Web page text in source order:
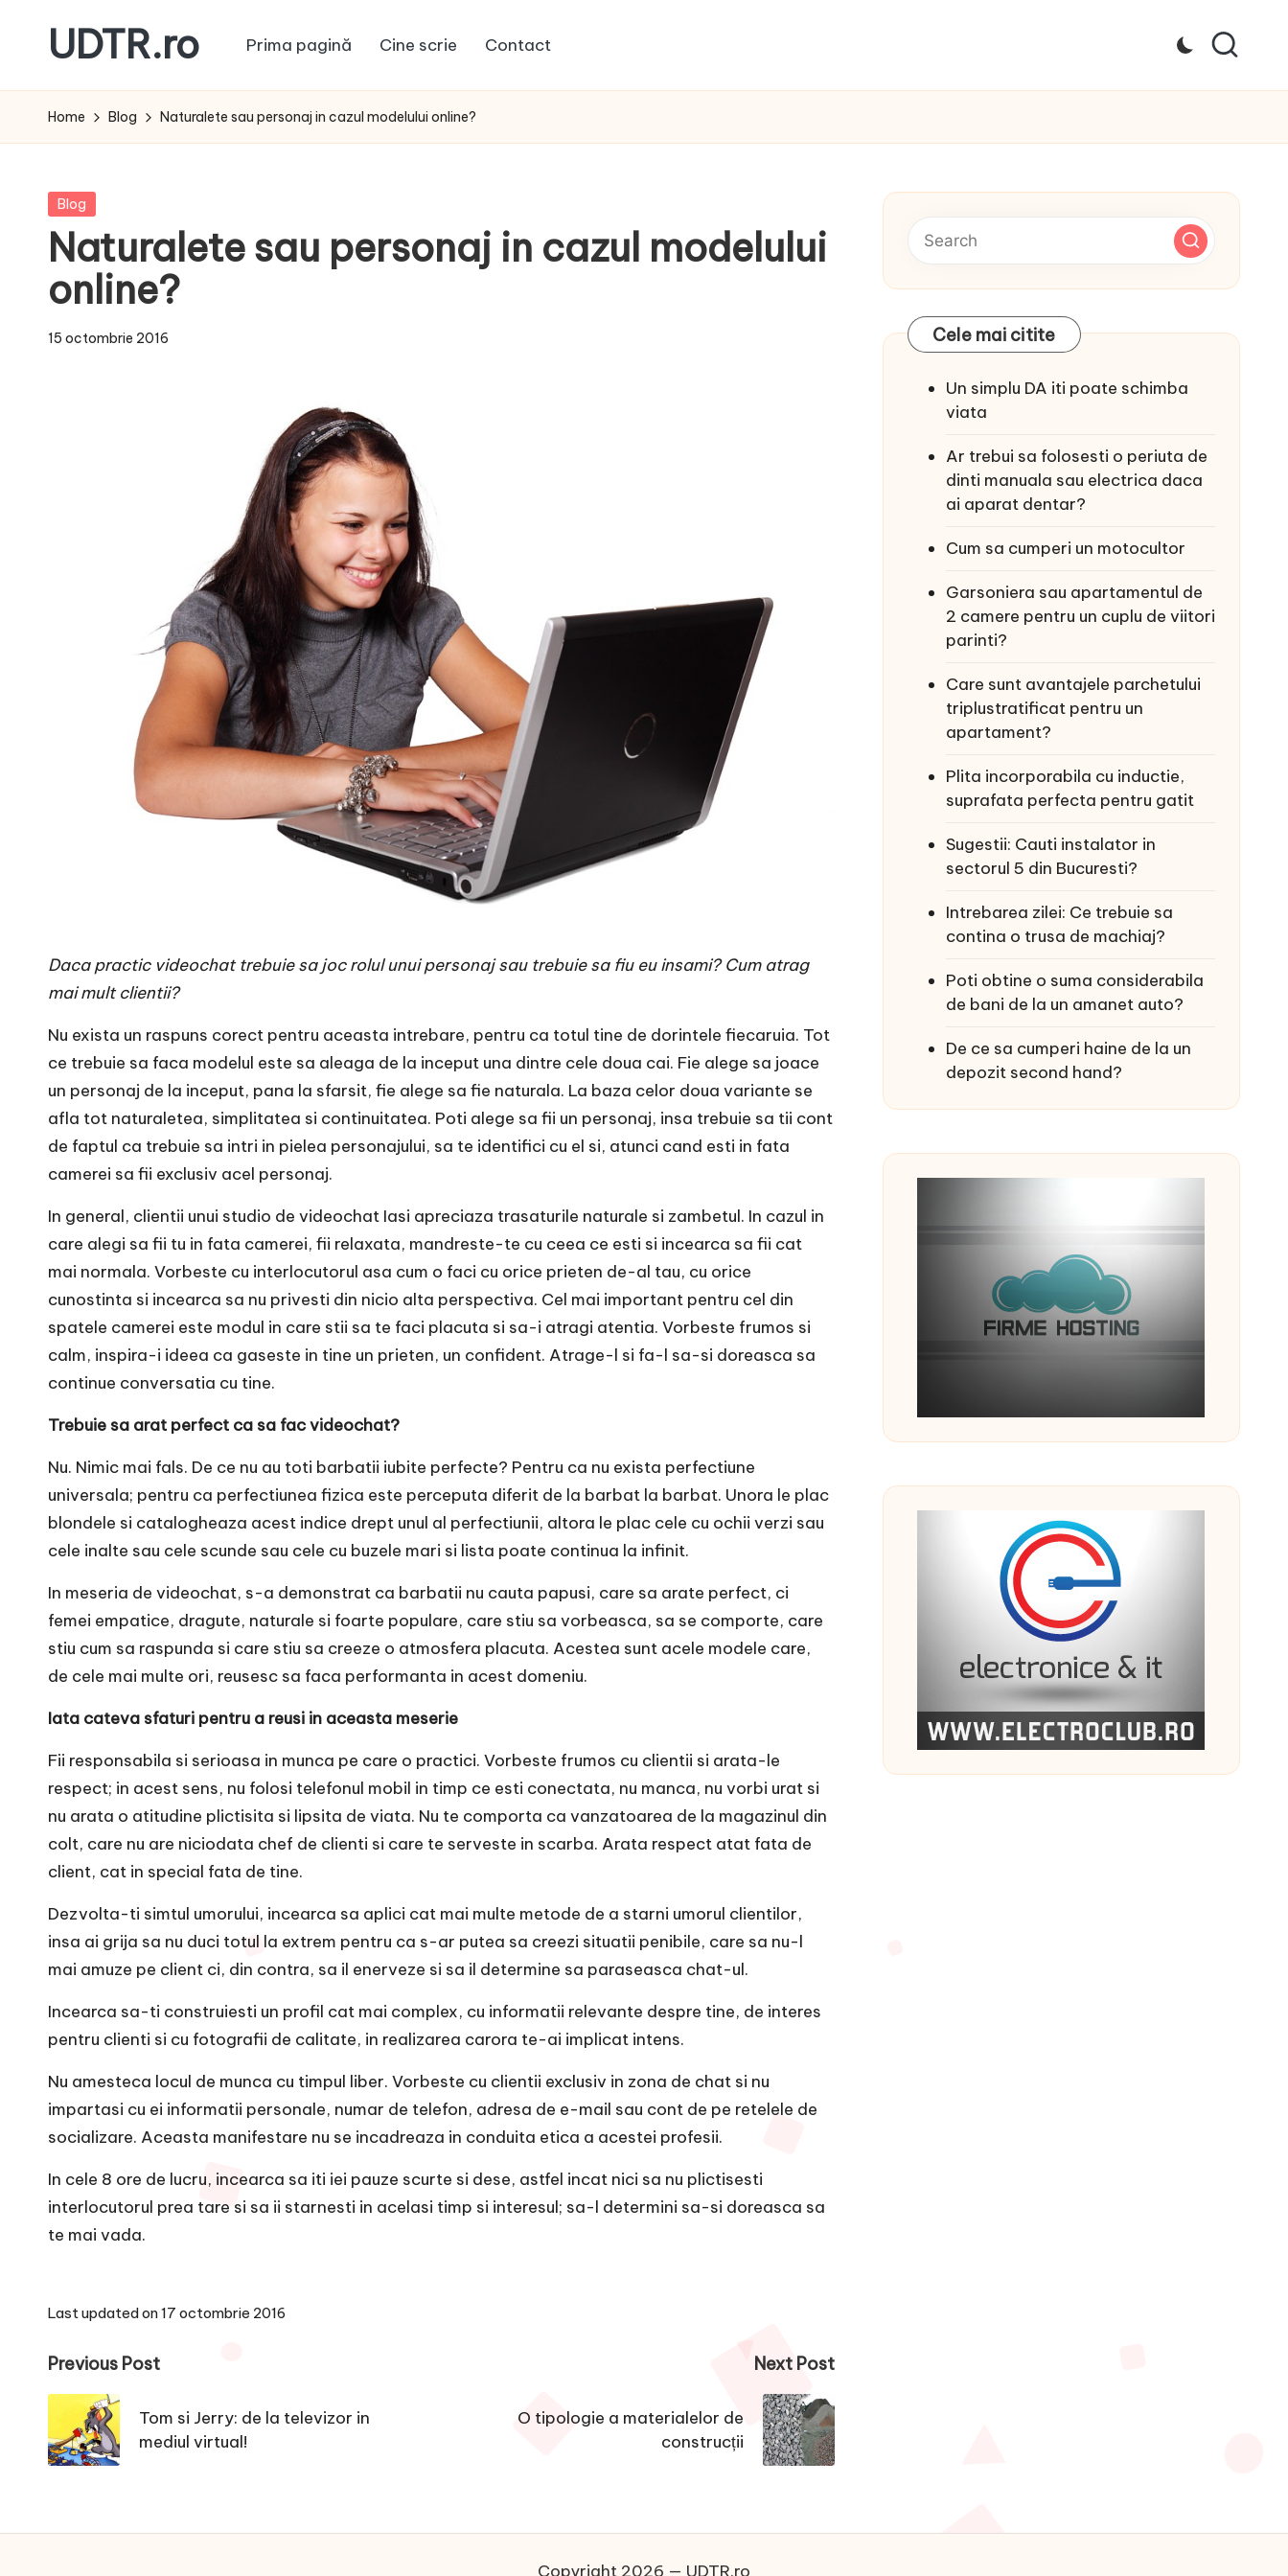
content
UDTR.ro
dorul
te
Prima pagină Cine scrie Contact
Home Blog Naturalete sau personaj in cazul modelului online?
Posted
Blog
Naturalete sau personaj in cazul modelului
online?
15 octombrie 2016
Daca practic videochat trebuie sa joc rolul unui personaj sau trebuie sa fiu eu insami? Cum atrag
mai mult clientii?
Nu exista un raspuns corect pentru aceasta intrebare, pentru ca totul tine de dorintele fiecaruia. Tot
ce trebuie sa faca modelul este sa aleaga de la inceput una dintre cele doua cai. Fie alege sa joace
un personaj de la inceput, pana la sfarsit, fie alege sa fie naturala. La baza celor doua variante se
afla tot naturaletea, simplitatea si continuitatea. Poti alege sa fii un personaj, insa trebuie sa tii cont
de faptul ca trebuie sa intri in pielea personajului, sa te identifici cu el si, atunci cand esti in fata
camerei sa fii exclusiv acel personaj.
In general, clientii unui studio de videochat Iasi apreciaza trasaturile naturale si zambetul. In cazul in
care alegi sa fii tu in fata camerei, fii relaxata, mandreste-te cu ceea ce esti si incearca sa fii cat
mai normala. Vorbeste cu interlocutorul asa cum o faci cu orice prieten de-al tau, cu orice
cunostinta si incearca sa nu privesti din nicio alta perspectiva. Cel mai important pentru cel din
spatele camerei este modul in care stii sa te faci placuta si sa-i atragi atentia. Vorbeste frumos si
calm, inspira-i ideea ca gaseste in tine un prieten, un confident. Atrage-l si fa-l sa-si doreasca sa
continue conversatia cu tine.
Trebuie sa arat perfect ca sa fac videochat?
Nu. Nimic mai fals. De ce nu au toti barbatii iubite perfecte? Pentru ca nu exista perfectiune
universala; pentru ca perfectiunea fizica este perceputa diferit de la barbat la barbat. Unora le plac
blondele si catalogheaza acest indice drept unul al perfectiunii, altora le plac cele cu ochii verzi sau
cele inalte sau cele scunde sau cele cu buzele mari si lista poate continua la infinit.
In meseria de videochat, s-a demonstrat ca barbatii nu cauta papusi, care sa arate perfect, ci
femei empatice, dragute, naturale si foarte populare, care stiu sa vorbeasca, sa se comporte, care
stiu cum sa raspunda si care stiu sa creeze o atmosfera placuta. Acestea sunt acele modele care,
de cele mai multe ori, reusesc sa faca performanta in acest domeniu.
Iata cateva sfaturi pentru a reusi in aceasta meserie
Fii responsabila si serioasa in munca pe care o practici. Vorbeste frumos cu clientii si arata-le
respect; in acest sens, nu folosi telefonul mobil in timp ce esti conectata, nu manca, nu vorbi urat si
nu arata o atitudine plictisita si lipsita de viata. Nu te comporta ca vanzatoarea de la magazinul din
colt, care nu are niciodata chef de clienti si care te serveste in scarba. Arata respect atat fata de
client, cat in special fata de tine.
Dezvolta-ti simtul umorului, incearca sa aplici cat mai multe metode de a starni umorul clientilor,
insa ai grija sa nu duci totul la extrem pentru ca s-ar putea sa creezi situatii penibile, care sa nu-l
mai amuze pe client ci, din contra, sa il enerveze si sa il determine sa paraseasca chat-ul.
Incearca sa-ti construiesti un profil cat mai complex, cu informatii relevante despre tine, de interes
pentru clienti si cu fotografii de calitate, in realizarea carora te-ai implicat intens.
Nu amesteca locul de munca cu timpul liber. Vorbeste cu clientii exclusiv in zona de chat si nu
impartasi cu ei informatii personale, numar de telefon, adresa de e-mail sau cont de pe retelele de
socializare. Aceasta manifestare nu se incadreaza in conduita etica a acestei profesii.
In cele 8 ore de lucru, incearca sa iti iei pauze scurte si dese, astfel incat nici sa nu plictisesti
interlocutorul prea tare si sa ii starnesti in acelasi timp si interesul; sa-l determini sa-si doreasca sa
te mai vada.
Last updated on 17 octombrie 2016
Post
navigation
Previous Post
Tom si Jerry: de la televizor in
mediul virtual!
Next Post
O tipologie a materialelor de
construcții
Cele mai citite
Un simplu DA iti poate schimba
viata
Ar trebui sa folosesti o periuta de
dinti manuala sau electrica daca
ai aparat dentar?
Cum sa cumperi un motocultor
Garsoniera sau apartamentul de
2 camere pentru un cuplu de viitori
parinti?
Care sunt avantajele parchetului
triplustratificat pentru un
apartament?
Plita incorporabila cu inductie,
suprafata perfecta pentru gatit
Sugestii: Cauti instalator in
sectorul 5 din Bucuresti?
Intrebarea zilei: Ce trebuie sa
contina o trusa de machiaj?
Poti obtine o suma considerabila
de bani de la un amanet auto?
De ce sa cumperi haine de la un
depozit second hand?
Copyright 2026 — UDTR.ro